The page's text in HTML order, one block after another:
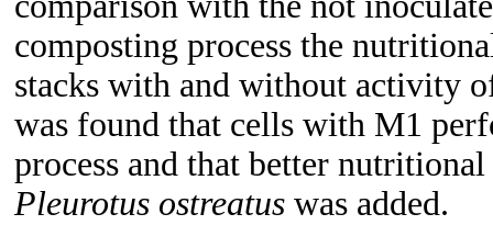
composting process the
stacks with and without activity
was found that cells with M1
process and that better
Pleurotus ostreatus was added.